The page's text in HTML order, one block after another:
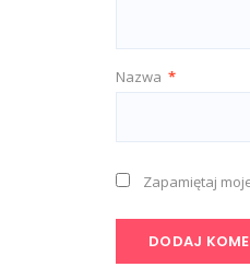
Nazwa *
Zapamiętaj